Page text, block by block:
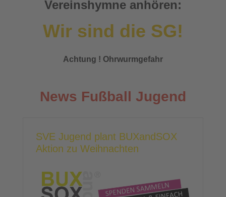
Vereinshymne anhören:
Wir sind die SG!
Achtung ! Ohrwurmgefahr
News Fußball Jugend
SVE Jugend plant BUXandSOX
Aktion zu Weihnachten